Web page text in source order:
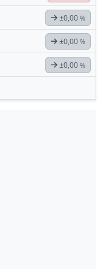
±0,00 %
±0,00 %
±0,00 %